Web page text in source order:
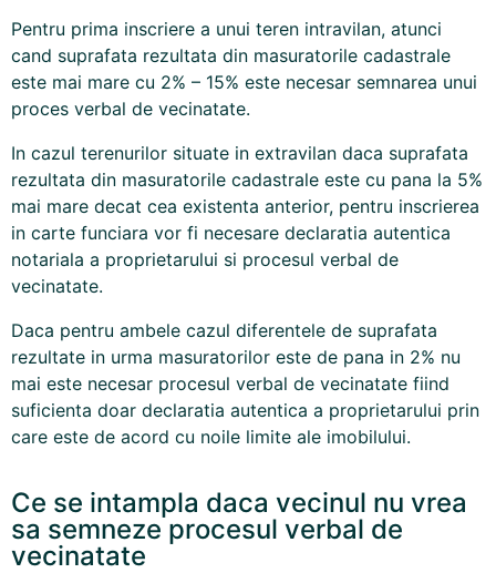
Pentru prima inscriere a unui teren intravilan, atunci
cand suprafata rezultata din masuratorile cadastrale
este mai mare cu 2% – 15% este necesar semnarea unui
proces verbal de vecinatate.
In cazul terenurilor situate in extravilan daca suprafata
rezultata din masuratorile cadastrale este cu pana la 5%
mai mare decat cea existenta anterior, pentru inscrierea
in carte funciara vor fi necesare declaratia autentica
notariala a proprietarului si procesul verbal de
vecinatate.
Daca pentru ambele cazul diferentele de suprafata
rezultate in urma masuratorilor este de pana in 2% nu
mai este necesar procesul verbal de vecinatate fiind
suficienta doar declaratia autentica a proprietarului prin
care este de acord cu noile limite ale imobilului.
Ce se intampla daca vecinul nu vrea
sa semneze procesul verbal de
vecinatate